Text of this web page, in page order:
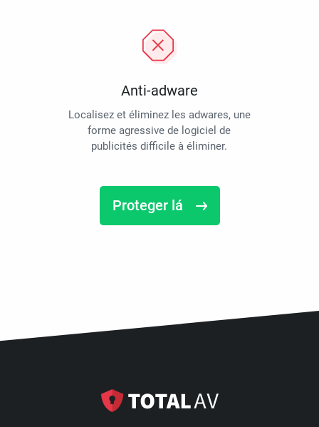
Anti-adware
Localisez et éliminez les adwares, une
forme agressive de logiciel de
publicités difficile à éliminer.
Proteger lá